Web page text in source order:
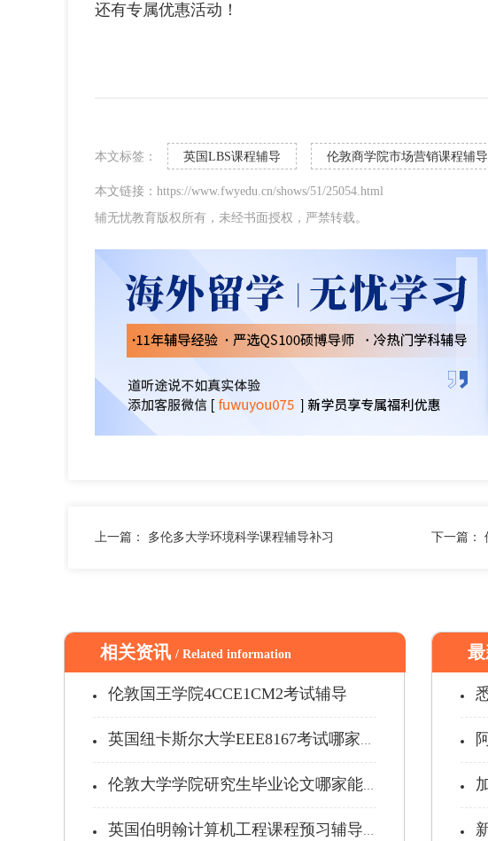
还有专属优惠活动！
本文标签： 英国LBS课程辅导 伦敦商学院市场营销课程辅导
本文链接：https://www.fwyedu.cn/shows/51/25054.html
辅无忧教育版权所有，未经书面授权，严禁转载。
上一篇： 多伦多大学环境科学课程辅导补习 下一篇：
相关资讯 / Related information
伦敦国王学院4CCE1CM2考试辅导
英国纽卡斯尔大学EEE8167考试哪家能...
伦敦大学学院研究生毕业论文哪家能辅导...
英国伯明翰计算机工程课程预习辅导推荐